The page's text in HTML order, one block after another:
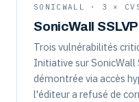
SONICWALL · 3 ×
SonicWall
Trois vulnérabilités
Initiative sur SonicWall
démontrée via accès
l'éditeur a refusé de